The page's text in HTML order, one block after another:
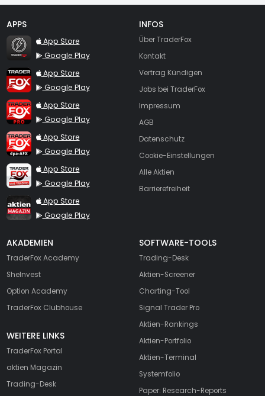
APPS
TraderFox Flash
App Store
Google Play
TraderFox App
App Store
Google Play
TraderFox Pro
App Store
Google Play
TraderFox dpa-AFX ProFeed
App Store
Google Play
TraderFox Live Trading
App Store
Google Play
TraderFox aktien Magazin
App Store
Google Play
INFOS
Über TraderFox
Kontakt
Vertrag Kündigen
Jobs bei TraderFox
Impressum
AGB
Datenschutz
Cookie-Einstellungen
Alle Aktien
Barrierefreiheit
AKADEMIEN
TraderFox Academy
SheInvest
Option Academy
TraderFox Clubhouse
WEITERE LINKS
TraderFox Portal
aktien Magazin
Trading-Desk
SOFTWARE-TOOLS
Trading-Desk
Aktien-Screener
Charting-Tool
Signal Trader Pro
Aktien-Rankings
Aktien-Portfolio
Aktien-Terminal
Systemfolio
Paper: Research-Reports